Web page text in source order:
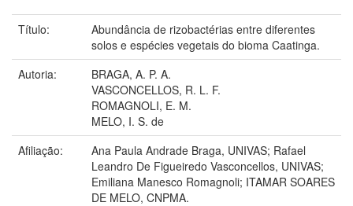
Título:
Abundância de rizobactérias entre diferentes
solos e espécies vegetais do bioma Caatinga.
Autoria:
BRAGA, A. P. A.
VASCONCELLOS, R. L. F.
ROMAGNOLI, E. M.
MELO, I. S. de
Afiliação:
Ana Paula Andrade Braga, UNIVAS; Rafael
Leandro De Figueiredo Vasconcellos, UNIVAS;
Emiliana Manesco Romagnoli; ITAMAR SOARES
DE MELO, CNPMA.